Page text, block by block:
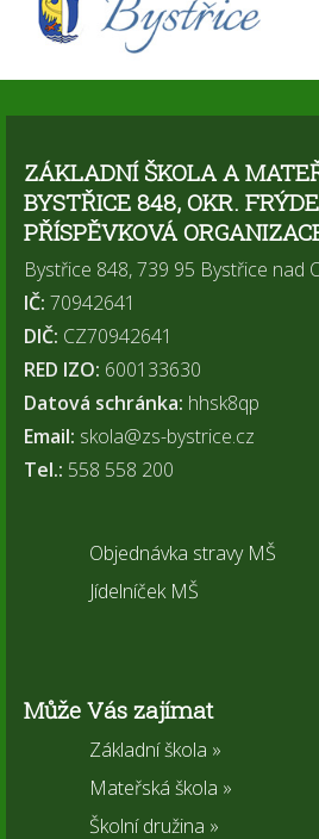
ZÁKLADNÍ ŠKOLA A
BYSTŘICE 848, OKR.
PŘÍSPĚVKOVÁ
Bystřice 848, 739 95 Bystřice nad
IČ: 70942641
DIČ: CZ70942641
RED IZO: 600133630
Datová schránka: hhsk8qp
Email: skola@zs-bystrice.cz
Tel.: 558 558 200
Objednávka stravy MŠ
Jídelníček MŠ
Může Vás zajímat
Základní škola »
Mateřská škola »
Školní družina »